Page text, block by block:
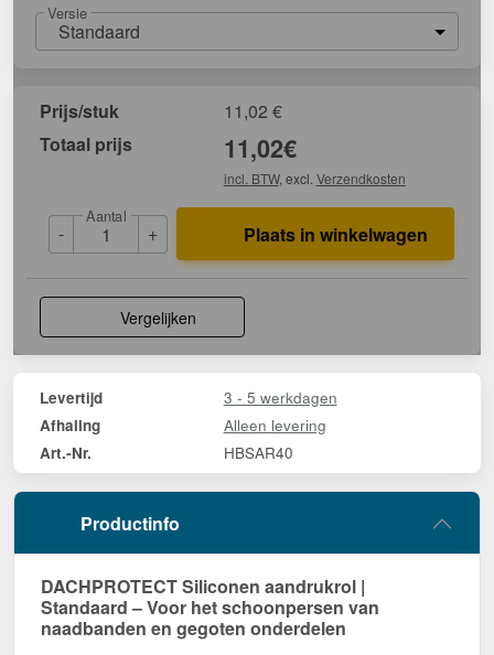
Versie
Standaard
Prijs/stuk 11,02 €
Totaal prijs
11,02€
incl. BTW, excl. Verzendkosten
-
Aantal
+ Plaats in winkelwagen
Vergelijken
Levertijd 3 - 5 werkdagen
Afhaling Alleen levering
Art.-Nr. HBSAR40
Productinfo
DACHPROTECT Siliconen aandrukrol |
Standaard – Voor het schoonpersen van
naadbanden en gegoten onderdelen